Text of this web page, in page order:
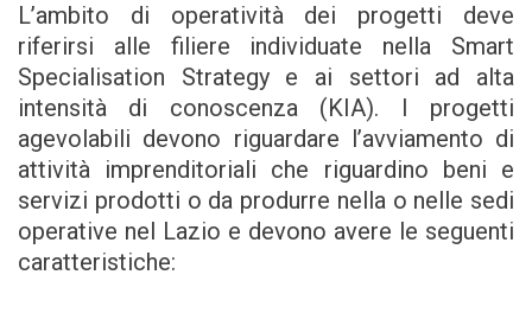
L’ambito di operatività dei progetti deve
riferirsi alle filiere individuate nella Smart
Specialisation Strategy e ai settori ad alta
intensità di conoscenza (KIA). I progetti
agevolabili devono riguardare l’avviamento di
attività imprenditoriali che riguardino beni e
servizi prodotti o da produrre nella o nelle sedi
operative nel Lazio e devono avere le seguenti
caratteristiche: